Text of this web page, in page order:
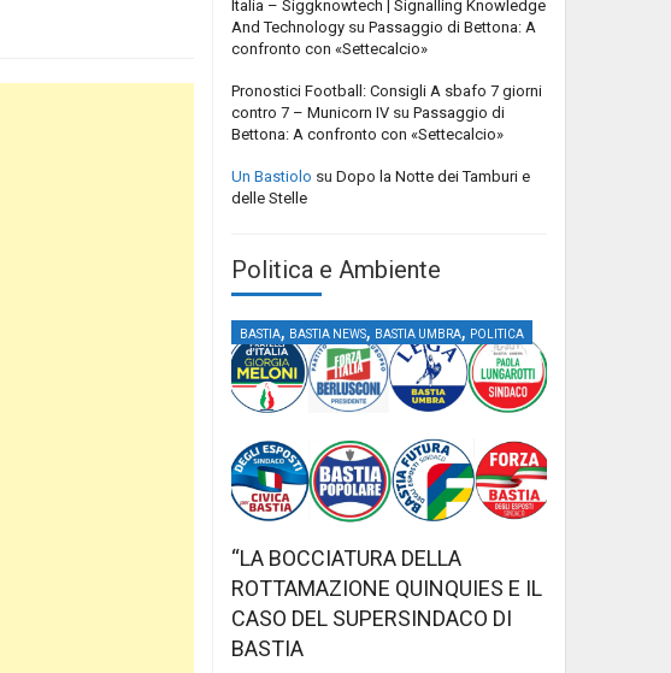
Italia – Siggknowtech | Signalling Knowledge
And Technology su Passaggio di Bettona: A
confronto con «Settecalcio»
Pronostici Football: Consigli A sbafo 7 giorni
contro 7 – Municorn IV su Passaggio di
Bettona: A confronto con «Settecalcio»
Un Bastiolo su Dopo la Notte dei Tamburi e
delle Stelle
Politica e Ambiente
BASTIA, BASTIA NEWS, BASTIA UMBRA, POLITICA
“LA BOCCIATURA DELLA
ROTTAMAZIONE QUINQUIES E IL
CASO DEL SUPERSINDACO DI
BASTIA